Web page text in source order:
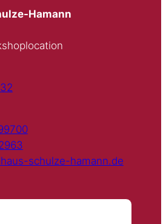
Hamann
schulze-hamann.de